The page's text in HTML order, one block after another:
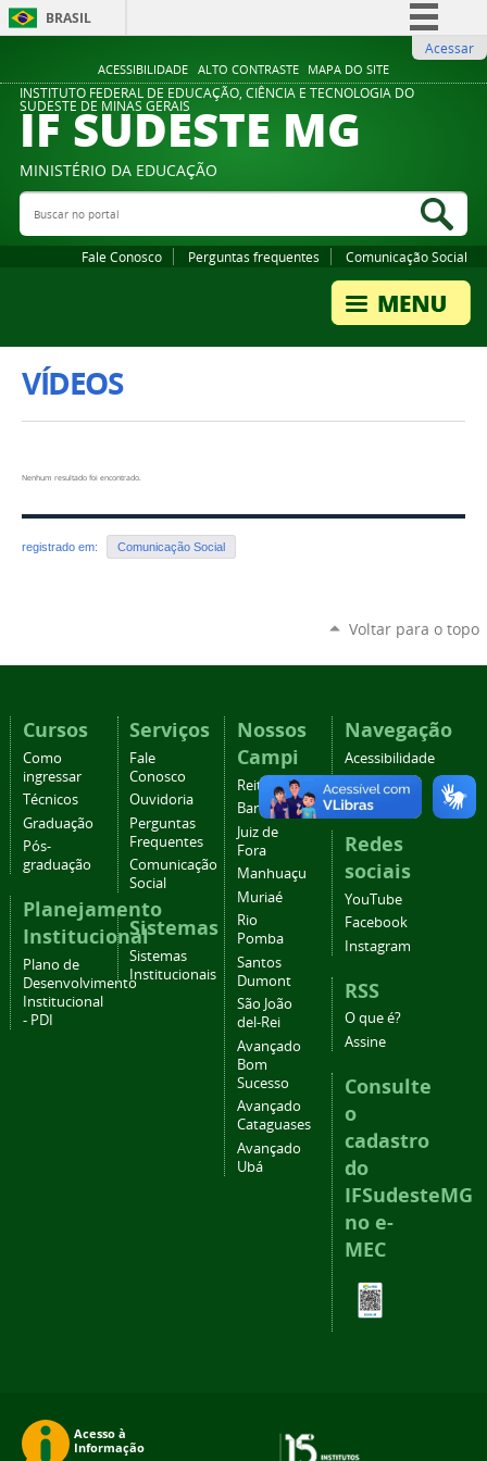
ACESSIBILIDADE ALTO CONTRASTE MAPA DO SITE
BRASIL
Comunica BR
Participe
Legislação
Acessar
INSTITUTO FEDERAL DE EDUCAÇÃO, CIÊNCIA E TECNOLOGIA DO
SUDESTE DE MINAS GERAIS
IF SUDESTE MG
MINISTÉRIO DA EDUCAÇÃO
Buscar no portal
Fale Conosco Perguntas frequentes Comunicação Social
VÍDEOS
Nenhum resultado foi encontrado.
registrado em: Comunicação Social
Voltar para o topo
Cursos
Como
ingressar
Técnicos
Graduação
Pós-
graduação
Planejamento
Institucional
Plano de
Desenvolvimento
Institucional
- PDI
Serviços
Fale
Conosco
Ouvidoria
Perguntas
Frequentes
Comunicação
Social
Sistemas
Sistemas
Institucionais
Nossos
Campi
Reitoria
Barbacena
Juiz de
Fora
Manhuaçu
Muriaé
Rio
Pomba
Santos
Dumont
São João
del-Rei
Avançado
Bom
Sucesso
Avançado
Cataguases
Avançado
Ubá
Navegação
Acessibilidade
Mapa do
site
Redes
sociais
YouTube
Facebook
Instagram
RSS
O que é?
Assine
Consulte
o
cadastro
do
IFSudesteMG
no e-
MEC